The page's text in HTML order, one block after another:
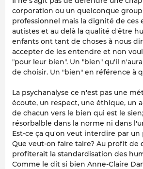
corporation ou un quelconque
professionnel mais la dignité de ces
autistes et au delà la qualité d'être
enfants ont tant de choses à nous
accepter de les entendre et non
"pour leur bien". Un "bien" qu'il
de choisir. Un "bien" en référence à
La psychanalyse ce n'est pas une
écoute, un respect, une éthique, un
de chacun vers le bien qui est le
résorbalble dans la norme ni dans
Est-ce ça qu'on veut interdire par un
Que veut-on faire taire? Au profit de
profiterait la standardisation des
Comme le dit si bien Anne-Claire